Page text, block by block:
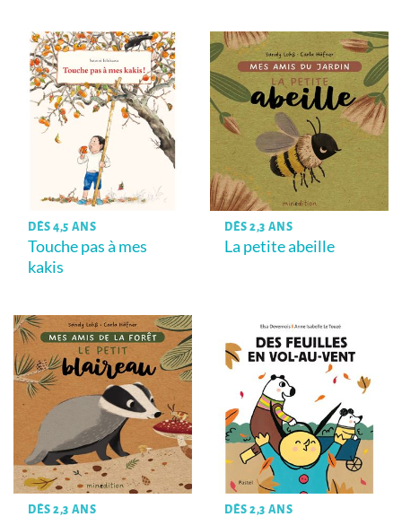
DÈS 4,5 ANS
Touche pas à mes
kakis
DÈS 2,3 ANS
La petite abeille
DÈS 2,3 ANS DÈS 2,3 ANS